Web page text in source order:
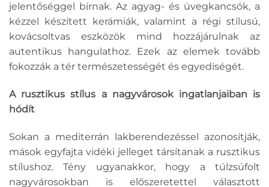
jelentőséggel bírnak. Az agyag- és üvegkancsók, a
kézzel készített kerámiák, valamint a régi stílusú,
kovácsoltvas eszközök mind hozzájárulnak az
autentikus hangulathoz. Ezek az elemek tovább
fokozzák a tér természetességét és egyediségét.
A rusztikus stílus a nagyvárosok ingatlanjaiban is
hódít
Sokan a mediterrán lakberendezéssel azonosítják,
mások egyfajta vidéki jelleget társítanak a rusztikus
stílushoz. Tény ugyanakkor, hogy a túlzsúfolt
nagyvárosokban is előszeretettel választott